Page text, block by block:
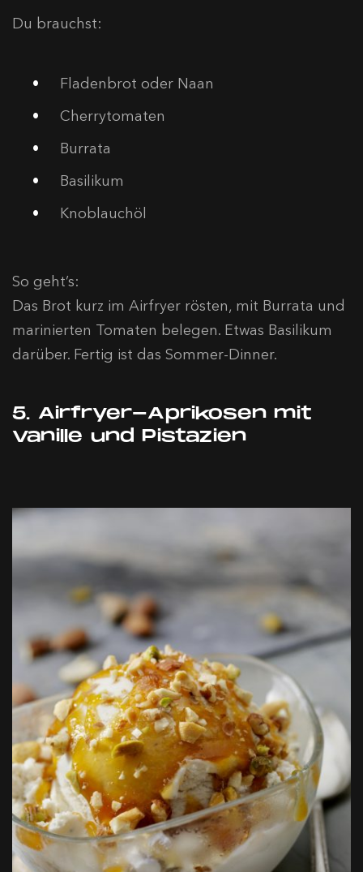
Du brauchst:
Fladenbrot oder Naan
Cherrytomaten
Burrata
Basilikum
Knoblauchöl
So geht’s:
Das Brot kurz im Airfryer rösten, mit Burrata und
marinierten Tomaten belegen. Etwas Basilikum
darüber. Fertig ist das Sommer-Dinner.
5. Airfryer-Aprikosen mit
Vanille und Pistazien